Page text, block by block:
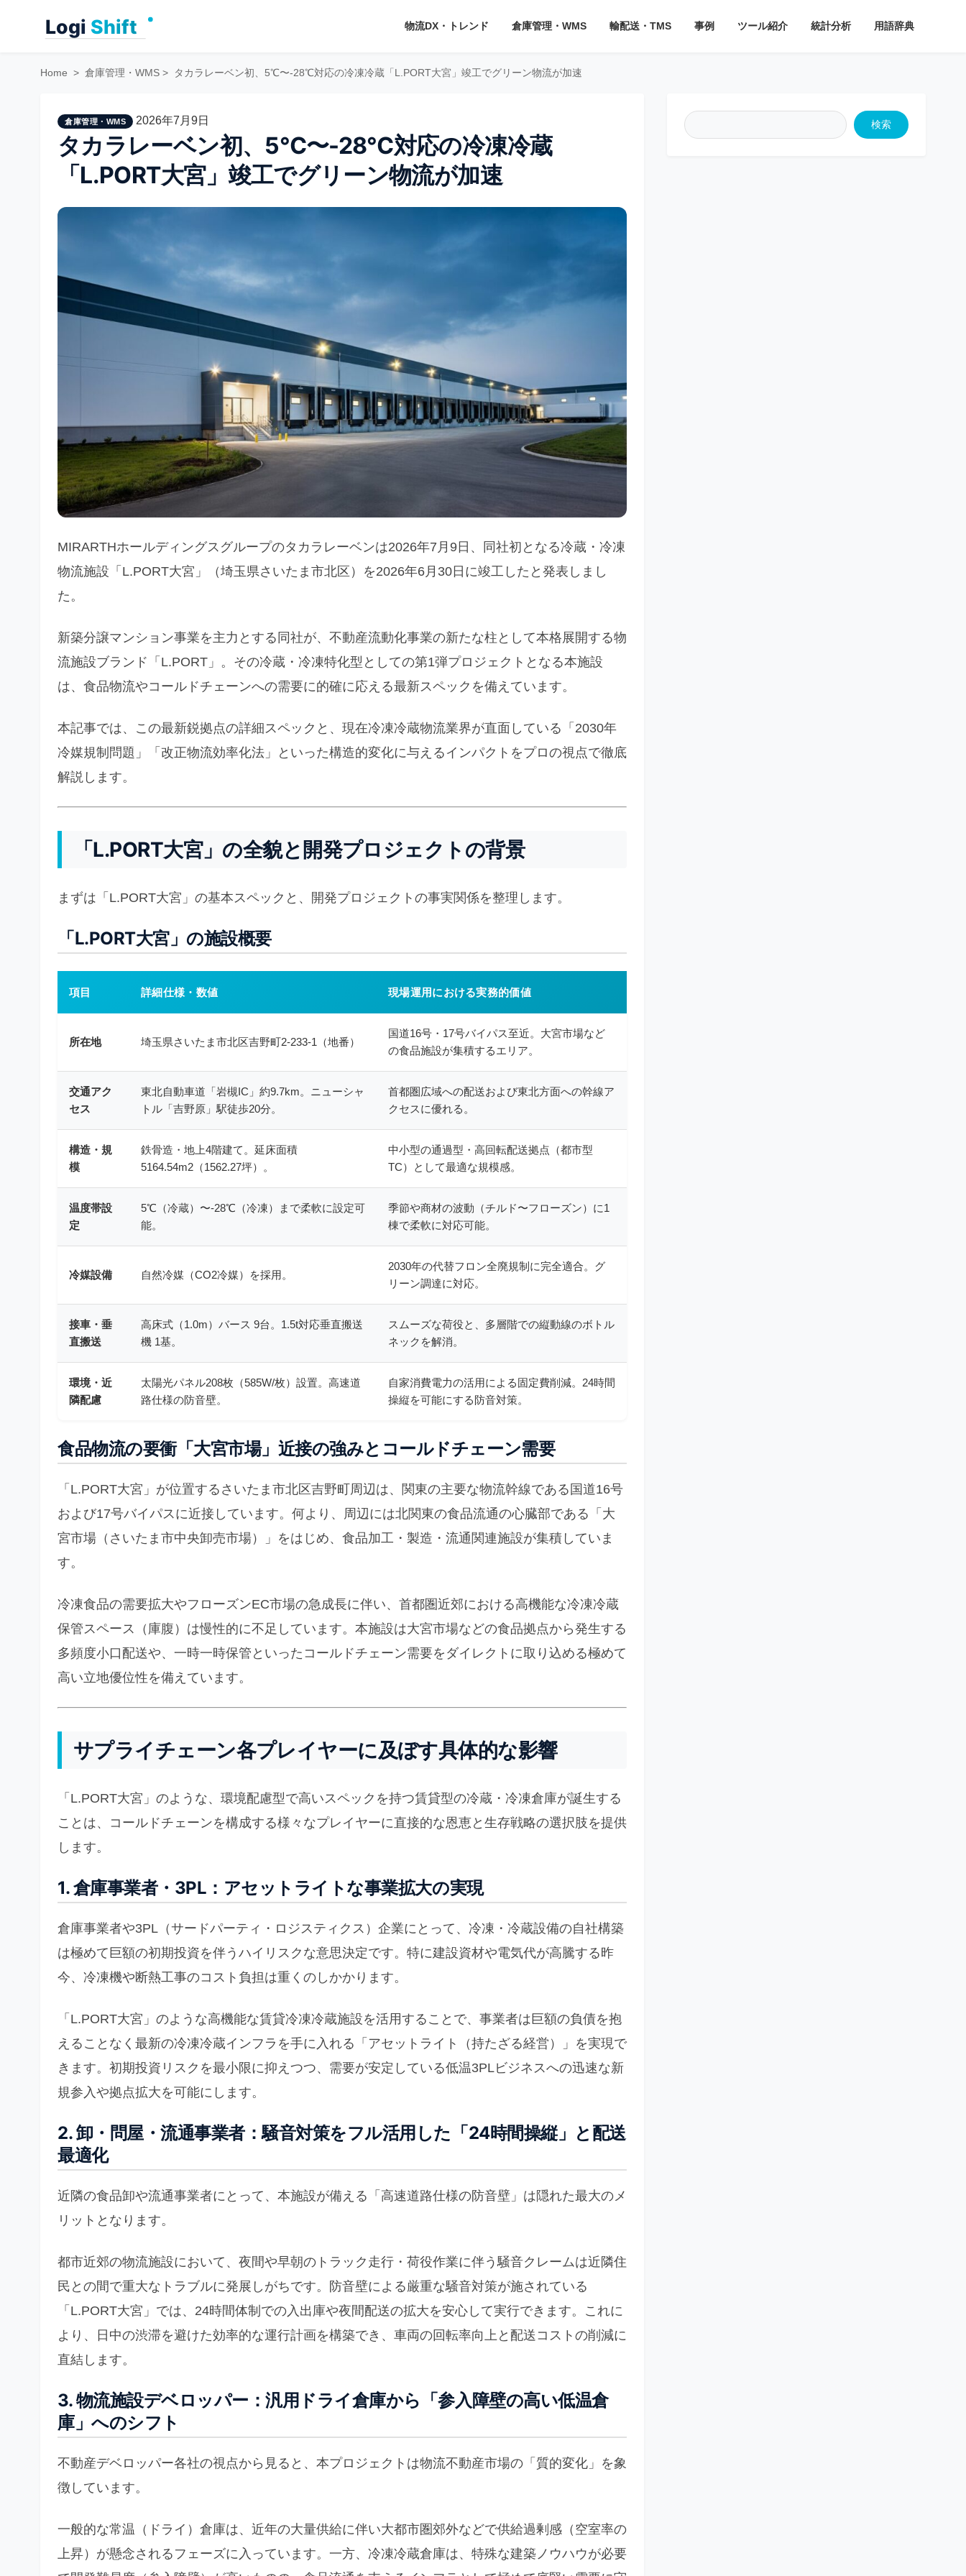
物流DX・トレンド 倉庫管理・WMS 輸配送・TMS 事例 ツール紹介 統計分析 用語辞典
Home > 倉庫管理・WMS > タカラレーベン初、5℃〜-28℃対応の冷凍冷蔵「L.PORT大宮」竣工でグリーン物流が加速
倉庫管理・WMS 2026年7月9日
タカラレーベン初、5℃〜-28℃対応の冷凍冷蔵
「L.PORT大宮」竣工でグリーン物流が加速
MIRARTHホールディングスグループのタカラレーベンは2026年7月9日、同社初となる冷蔵・冷凍
物流施設「L.PORT大宮」（埼玉県さいたま市北区）を2026年6月30日に竣工したと発表しまし
た。
新築分譲マンション事業を主力とする同社が、不動産流動化事業の新たな柱として本格展開する物
流施設ブランド「L.PORT」。その冷蔵・冷凍特化型としての第1弾プロジェクトとなる本施設
は、食品物流やコールドチェーンへの需要に的確に応える最新スペックを備えています。
本記事では、この最新鋭拠点の詳細スペックと、現在冷凍冷蔵物流業界が直面している「2030年
冷媒規制問題」「改正物流効率化法」といった構造的変化に与えるインパクトをプロの視点で徹底
解説します。
「L.PORT大宮」の全貌と開発プロジェクトの背景
まずは「L.PORT大宮」の基本スペックと、開発プロジェクトの事実関係を整理します。
「L.PORT大宮」の施設概要
項目 詳細仕様・数値 現場運用における実務的価値
所在地 埼玉県さいたま市北区吉野町2-233-1（地番）
国道16号・17号バイパス至近。大宮市場など
の食品施設が集積するエリア。
交通アク
セス
東北自動車道「岩槻IC」約9.7km。ニューシャ
トル「吉野原」駅徒歩20分。
首都圏広域への配送および東北方面への幹線ア
クセスに優れる。
構造・規
模
鉄骨造・地上4階建て。延床面積
5164.54m2（1562.27坪）。
中小型の通過型・高回転配送拠点（都市型
TC）として最適な規模感。
温度帯設
定
5℃（冷蔵）〜-28℃（冷凍）まで柔軟に設定可
能。
季節や商材の波動（チルド〜フローズン）に1
棟で柔軟に対応可能。
冷媒設備 自然冷媒（CO2冷媒）を採用。
2030年の代替フロン全廃規制に完全適合。グ
リーン調達に対応。
接車・垂
直搬送
高床式（1.0m）バース 9台。1.5t対応垂直搬送
機 1基。
スムーズな荷役と、多層階での縦動線のボトル
ネックを解消。
環境・近
隣配慮
太陽光パネル208枚（585W/枚）設置。高速道
路仕様の防音壁。
自家消費電力の活用による固定費削減。24時間
操縦を可能にする防音対策。
食品物流の要衝「大宮市場」近接の強みとコールドチェーン需要
「L.PORT大宮」が位置するさいたま市北区吉野町周辺は、関東の主要な物流幹線である国道16号
および17号バイパスに近接しています。何より、周辺には北関東の食品流通の心臓部である「大
宮市場（さいたま市中央卸売市場）」をはじめ、食品加工・製造・流通関連施設が集積していま
す。
冷凍食品の需要拡大やフローズンEC市場の急成長に伴い、首都圏近郊における高機能な冷凍冷蔵
保管スペース（庫腹）は慢性的に不足しています。本施設は大宮市場などの食品拠点から発生する
多頻度小口配送や、一時一時保管といったコールドチェーン需要をダイレクトに取り込める極めて
高い立地優位性を備えています。
サプライチェーン各プレイヤーに及ぼす具体的な影響
「L.PORT大宮」のような、環境配慮型で高いスペックを持つ賃貸型の冷蔵・冷凍倉庫が誕生する
ことは、コールドチェーンを構成する様々なプレイヤーに直接的な恩恵と生存戦略の選択肢を提供
します。
1. 倉庫事業者・3PL：アセットライトな事業拡大の実現
倉庫事業者や3PL（サードパーティ・ロジスティクス）企業にとって、冷凍・冷蔵設備の自社構築
は極めて巨額の初期投資を伴うハイリスクな意思決定です。特に建設資材や電気代が高騰する昨
今、冷凍機や断熱工事のコスト負担は重くのしかかります。
「L.PORT大宮」のような高機能な賃貸冷凍冷蔵施設を活用することで、事業者は巨額の負債を抱
えることなく最新の冷凍冷蔵インフラを手に入れる「アセットライト（持たざる経営）」を実現で
きます。初期投資リスクを最小限に抑えつつ、需要が安定している低温3PLビジネスへの迅速な新
規参入や拠点拡大を可能にします。
2. 卸・問屋・流通事業者：騒音対策をフル活用した「24時間操縦」と配送
最適化
近隣の食品卸や流通事業者にとって、本施設が備える「高速道路仕様の防音壁」は隠れた最大のメ
リットとなります。
都市近郊の物流施設において、夜間や早朝のトラック走行・荷役作業に伴う騒音クレームは近隣住
民との間で重大なトラブルに発展しがちです。防音壁による厳重な騒音対策が施されている
「L.PORT大宮」では、24時間体制での入出庫や夜間配送の拡大を安心して実行できます。これに
より、日中の渋滞を避けた効率的な運行計画を構築でき、車両の回転率向上と配送コストの削減に
直結します。
3. 物流施設デベロッパー：汎用ドライ倉庫から「参入障壁の高い低温倉
庫」へのシフト
不動産デベロッパー各社の視点から見ると、本プロジェクトは物流不動産市場の「質的変化」を象
徴しています。
一般的な常温（ドライ）倉庫は、近年の大量供給に伴い大都市圏郊外などで供給過剰感（空室率の
上昇）が懸念されるフェーズに入っています。一方、冷凍冷蔵倉庫は、特殊な建築ノウハウが必要
検索